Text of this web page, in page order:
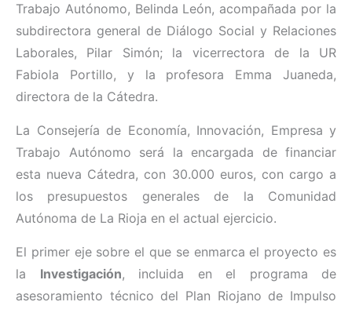
Trabajo Autónomo, Belinda León, acompañada por la
subdirectora general de Diálogo Social y Relaciones
Laborales, Pilar Simón; la vicerrectora de la UR
Fabiola Portillo, y la profesora Emma Juaneda,
directora de la Cátedra.
La Consejería de Economía, Innovación, Empresa y
Trabajo Autónomo será la encargada de financiar
esta nueva Cátedra, con 30.000 euros, con cargo a
los presupuestos generales de la Comunidad
Autónoma de La Rioja en el actual ejercicio.
El primer eje sobre el que se enmarca el proyecto es
la Investigación, incluida en el programa de
asesoramiento técnico del Plan Riojano de Impulso